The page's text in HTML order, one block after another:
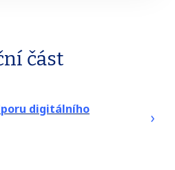
část
digitálního